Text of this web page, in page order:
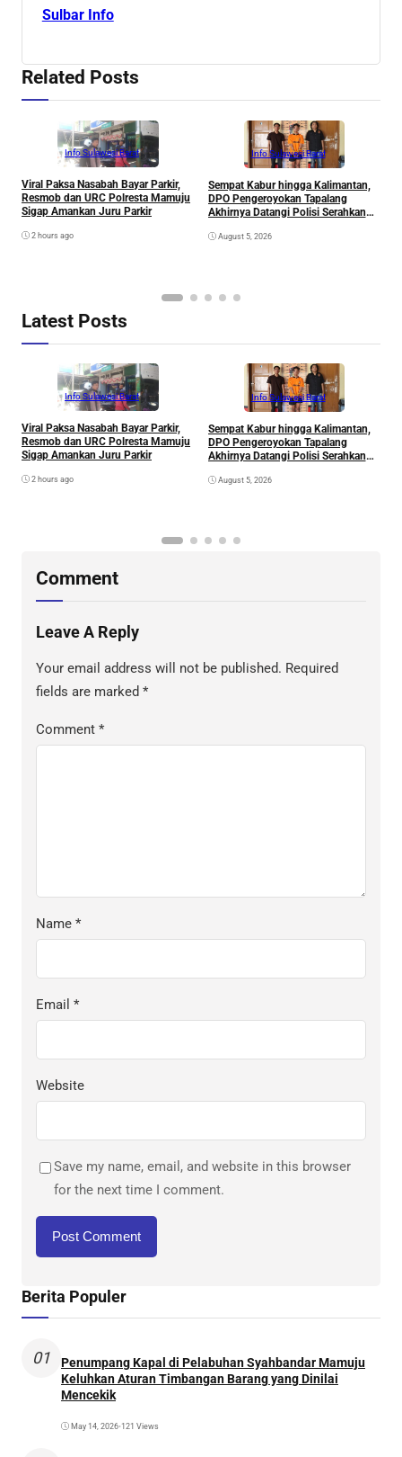
Sulbar Info
Related Posts
Info Sulawesi Barat
Viral Paksa Nasabah Bayar Parkir,
Resmob dan URC Polresta Mamuju
Sigap Amankan Juru Parkir
2 hours ago
Info Sulawesi Barat
Sempat Kabur hingga Kalimantan,
DPO Pengeroyokan Tapalang
Akhirnya Datangi Polisi Serahkan
August 5, 2026
Latest Posts
Info Sulawesi Barat
Viral Paksa Nasabah Bayar Parkir,
Resmob dan URC Polresta Mamuju
Sigap Amankan Juru Parkir
2 hours ago
Info Sulawesi Barat
Sempat Kabur hingga Kalimantan,
DPO Pengeroyokan Tapalang
Akhirnya Datangi Polisi Serahkan
August 5, 2026
Comment
Leave A Reply
Your email address will not be published. Required
fields are marked *
Comment *
Name *
Email *
Website
Save my name, email, and website in this browser
for the next time I comment.
Berita Populer
01
Penumpang Kapal di Pelabuhan Syahbandar Mamuju
Keluhkan Aturan Timbangan Barang yang Dinilai
Mencekik
May 14, 2026•121 Views